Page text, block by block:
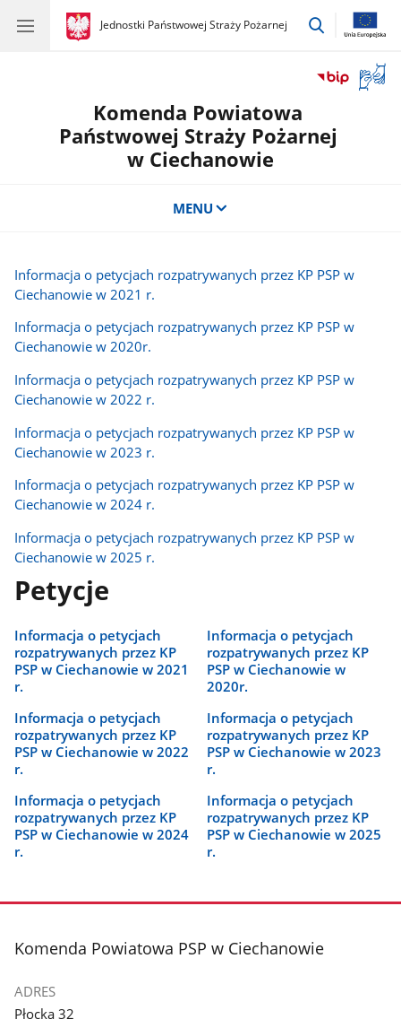
gov.pl
Jednostki Państwowej Straży Pożarnej
gov.pl
Jednostki
przejdź
okno
Komenda Powiatowa
Państwowej Straży Pożarnej
w Ciechanowie
MENU
Informacja o petycjach rozpatrywanych przez KP PSP w
Ciechanowie w 2021 r.
Informacja o petycjach rozpatrywanych przez KP PSP w
Ciechanowie w 2020r.
Informacja o petycjach rozpatrywanych przez KP PSP w
Ciechanowie w 2022 r.
Informacja o petycjach rozpatrywanych przez KP PSP w
Ciechanowie w 2023 r.
Informacja o petycjach rozpatrywanych przez KP PSP w
Ciechanowie w 2024 r.
Informacja o petycjach rozpatrywanych przez KP PSP w
Ciechanowie w 2025 r.
Petycje
Informacja o petycjach
rozpatrywanych przez KP
PSP w Ciechanowie w 2021
r.
Informacja o petycjach
rozpatrywanych przez KP
PSP w Ciechanowie w
2020r.
Informacja o petycjach
rozpatrywanych przez KP
PSP w Ciechanowie w 2022
r.
Informacja o petycjach
rozpatrywanych przez KP
PSP w Ciechanowie w 2023
r.
Informacja o petycjach
rozpatrywanych przez KP
PSP w Ciechanowie w 2024
r.
Informacja o petycjach
rozpatrywanych przez KP
PSP w Ciechanowie w 2025
r.
stopka
Komenda Powiatowa PSP w Ciechanowie
ADRES
Płocka 32